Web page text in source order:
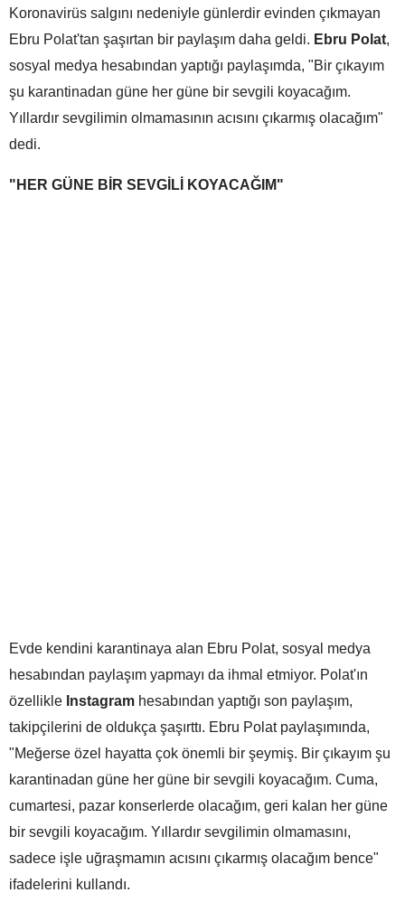
Koronavirüs salgını nedeniyle günlerdir evinden çıkmayan
Ebru Polat'tan şaşırtan bir paylaşım daha geldi. Ebru Polat,
sosyal medya hesabından yaptığı paylaşımda, "Bir çıkayım
şu karantinadan güne her güne bir sevgili koyacağım.
Yıllardır sevgilimin olmamasının acısını çıkarmış olacağım"
dedi.
"HER GÜNE BİR SEVGİLİ KOYACAĞIM"
Evde kendini karantinaya alan Ebru Polat, sosyal medya
hesabından paylaşım yapmayı da ihmal etmiyor. Polat'ın
özellikle Instagram hesabından yaptığı son paylaşım,
takipçilerini de oldukça şaşırttı. Ebru Polat paylaşımında,
"Meğerse özel hayatta çok önemli bir şeymiş. Bir çıkayım şu
karantinadan güne her güne bir sevgili koyacağım. Cuma,
cumartesi, pazar konserlerde olacağım, geri kalan her güne
bir sevgili koyacağım. Yıllardır sevgilimin olmamasını,
sadece işle uğraşmamın acısını çıkarmış olacağım bence"
ifadelerini kullandı.